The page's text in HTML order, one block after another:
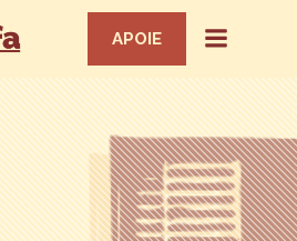
APOIE